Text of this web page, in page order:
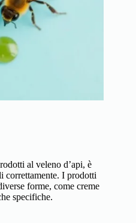
al veleno d’api, è
correttamente. I prodotti
forme, come creme
specifiche.